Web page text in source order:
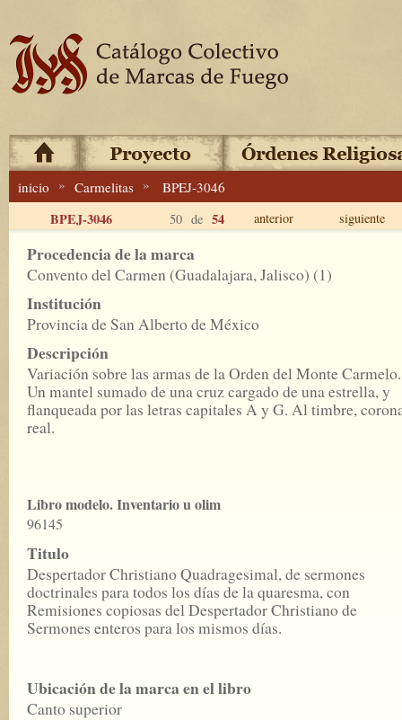
inicio » Carmelitas » BPEJ-3046
BPEJ-3046 50 de 54 anterior siguiente
Procedencia de la marca
Convento del Carmen (Guadalajara, Jalisco) (1)
Institución
Provincia de San Alberto de México
Descripción
Variación sobre las armas de la Orden del Monte Carmelo.
Un mantel sumado de una cruz cargado de una estrella, y
flanqueada por las letras capitales A y G. Al timbre,
real.
Libro modelo. Inventario u olim
96145
Titulo
Despertador Christiano Quadragesimal, de sermones
doctrinales para todos los días de la quaresma, con
Remisiones copiosas del Despertador Christiano de
Sermones enteros para los mismos días.
Ubicación de la marca en el libro
Canto superior